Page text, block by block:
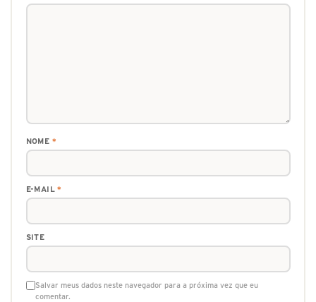
NOME *
E-MAIL*
SITE
Salvar meus dados neste navegador para a próxima vez que eu
comentar.